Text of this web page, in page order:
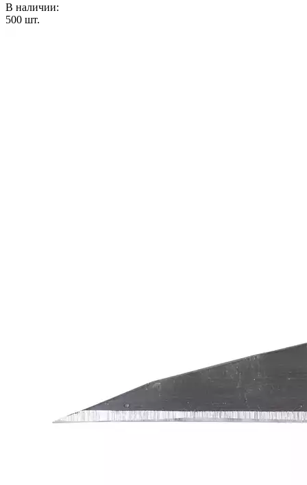
В наличии:
500 шт.